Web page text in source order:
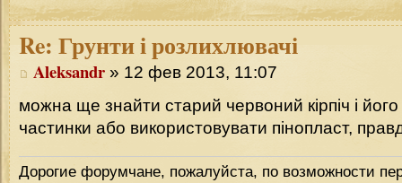
Re: Грунти і розлихлювачі
Aleksandr » 12 фев 2013, 11:07
можна ще знайти старий червоний кірпіч і
частинки або використовувати пінопласт,
Дорогие форумчане, пожалуйста, по возможности